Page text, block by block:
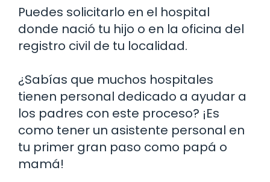
Puedes solicitarlo en el hospital
donde nació tu hijo o en la oficina del
registro civil de tu localidad.
¿Sabías que muchos hospitales
tienen personal dedicado a ayudar a
los padres con este proceso? ¡Es
como tener un asistente personal en
tu primer gran paso como papá o
mamá!